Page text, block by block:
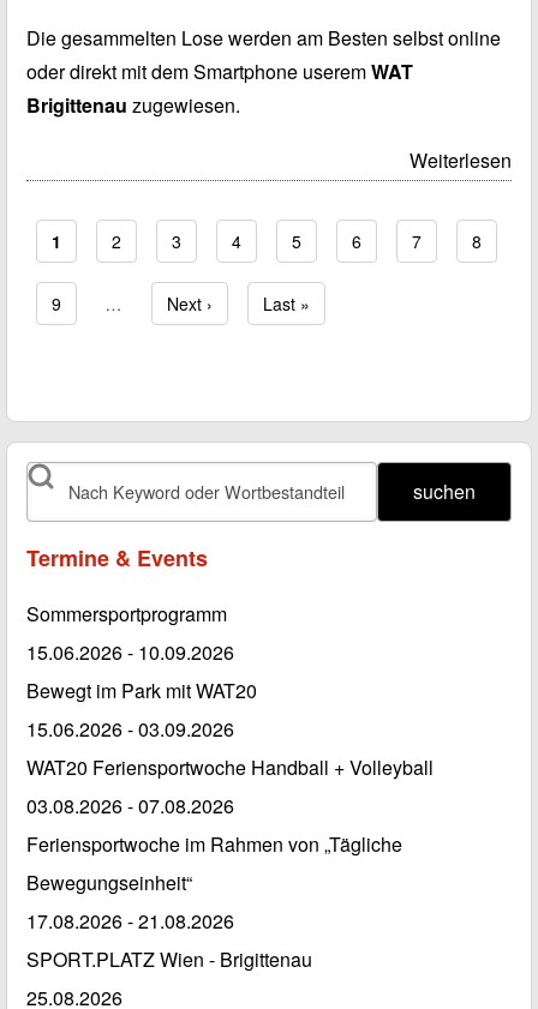
Die gesammelten Lose werden am Besten selbst online
oder direkt mit dem Smartphone useremWAT
Brigittenau zugewiesen.
Weiterlesen
Seitennummerierung
Aktuelle Seite
1 Page
2 Page
3 Page
4 Page
5 Page
6 Page
7 Page
8
Page
9 … Nächste Seite
Next › Letzte Seite
Last »
suchen
Termine & Events
Sommersportprogramm
15.06.2026- 10.09.2026
Bewegt im Park mit WAT20
15.06.2026-03.09.2026
WAT20 Feriensportwoche Handball + Volleyball
03.08.2026-07.08.2026
Feriensportwoche im Rahmen von „Tägliche
Bewegungseinheit“
17.08.2026-21.08.2026
SPORT.PLATZ Wien - Brigittenau
25.08.2026